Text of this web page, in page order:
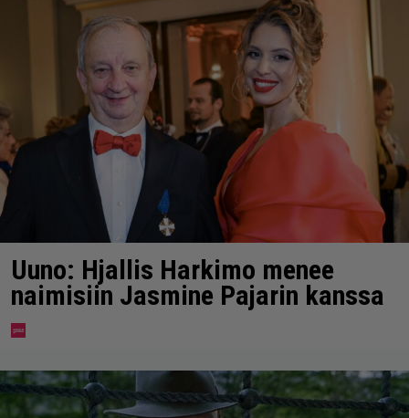
Uuno: Hjallis Harkimo menee
naimisiin Jasmine Pajarin kanssa